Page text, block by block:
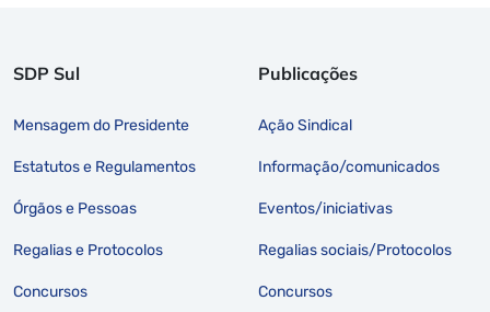
SDP Sul
Mensagem do Presidente
Estatutos e Regulamentos
Órgãos e Pessoas
Regalias e Protocolos
Concursos
Publicações
Ação Sindical
Informação/comunicados
Eventos/iniciativas
Regalias sociais/Protocolos
Concursos